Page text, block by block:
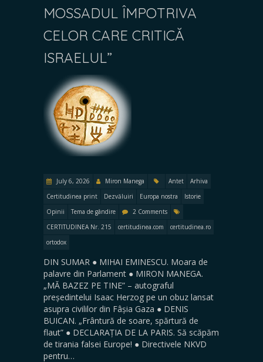
MOSSADUL ÎMPOTRIVA
CELOR CARE CRITICĂ
ISRAELUL”
July 6, 2026 Miron Manega Antet
Arhiva
Certitudinea print
Dezvăluiri Europa nostra
Istorie
Opinii
Tema de gândire
2 Comments
CERTITUDINEA Nr. 215
certitudinea.com
certitudinea.ro
ortodox
DIN SUMAR ● MIHAI EMINESCU. Moara de
palavre din Parlament ● MIRON MANEGA.
„MĂ BAZEZ PE TINE” – autograful
președintelui Isaac Herzog pe un obuz lansat
asupra civililor din Fâșia Gaza ● DENIS
BUICAN. „Frântură de soare, spărtură de
flaut” ● DECLARAȚIA DE LA PARIS. Să scăpăm
de tirania falsei Europe! ● Directivele NKVD
pentru…